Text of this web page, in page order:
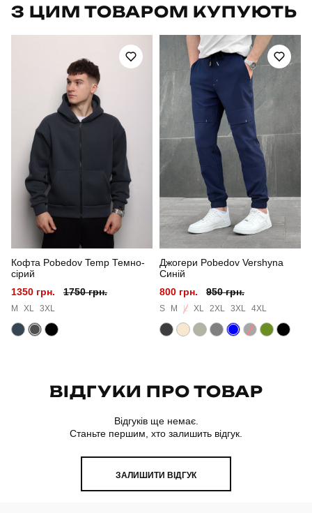
Призначення для повсякденного носіння
Стиль смарт кежуал
Сезон весна-осінь
Колір чорний
З ЦИМ ТОВАРОМ КУПУЮТЬ
Кофта Pobedov Temp Темно-
сірий
1350 грн.
1750 грн.
M XL 3XL
Джогери Pobedov Vershyna
Синій
800 грн.
950 грн.
S M L XL 2XL 3XL 4XL
ВІДГУКИ ПРО ТОВАР
Відгуків ще немає.
Станьте першим, хто залишить відгук.
ЗАЛИШИТИ ВІДГУК